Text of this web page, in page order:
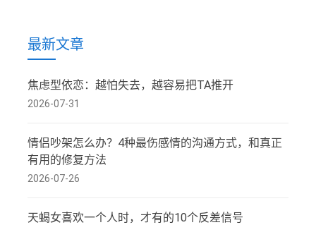
最新文章
焦虑型依恋：越怕失去，越容易把TA推开
2026-07-31
情侣吵架怎么办？4种最伤感情的沟通方式，和真正
有用的修复方法
2026-07-26
天蝎女喜欢一个人时，才有的10个反差信号